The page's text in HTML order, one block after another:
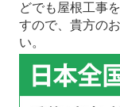
どでも屋根工事
すので、貴方の
い。